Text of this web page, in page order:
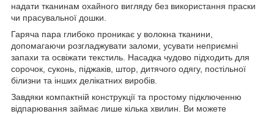
надати тканинам охайного вигляду без використання праски
чи прасувальної дошки.
Гаряча пара глибоко проникає у волокна тканини,
допомагаючи розгладжувати заломи, усувати неприємні
запахи та освіжати текстиль. Насадка чудово підходить для
сорочок, суконь, піджаків, штор, дитячого одягу, постільної
білизни та інших делікатних виробів.
Завдяки компактній конструкції та простому підключенню
відпарювання займає лише кілька хвилин. Ви можете